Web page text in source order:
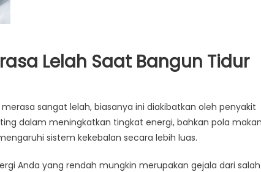
Lelah Saat Bangun Tidur
sangat lelah, biasanya ini diakibatkan oleh penyakit
dalam meningkatkan tingkat energi, bahkan pola
sistem kekebalan secara lebih luas.
Anda yang rendah mungkin merupakan gejala dari salah